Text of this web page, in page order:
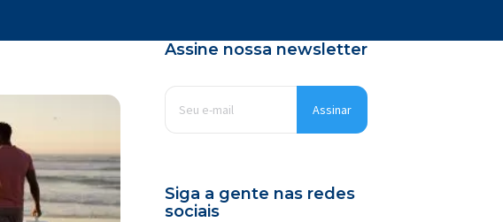
Assine nossa newsletter
mail *
Siga a gente nas redes
sociais